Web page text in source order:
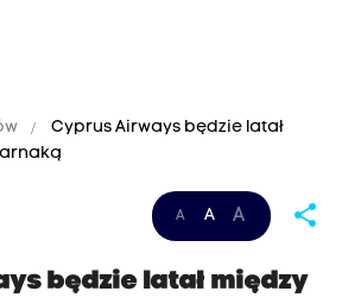
Cyprus Airways będzie latał
A A A share
będzie latał między